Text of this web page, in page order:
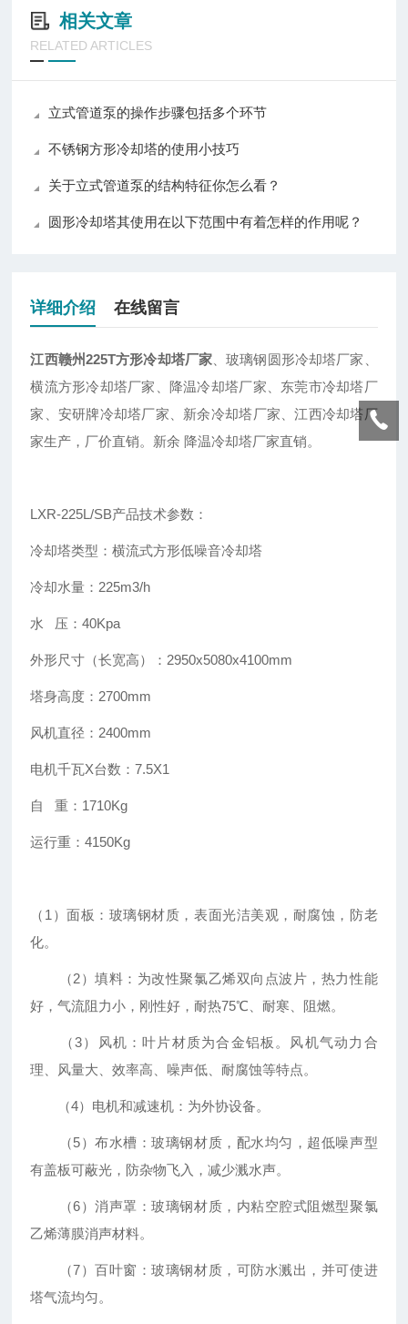
相关文章
RELATED ARTICLES
立式管道泵的操作步骤包括多个环节
不锈钢方形冷却塔的使用小技巧
关于立式管道泵的结构特征你怎么看？
圆形冷却塔其使用在以下范围中有着怎样的作用呢？
详细介绍 在线留言
江西赣州225T方形冷却塔厂家 、玻璃钢圆形冷却塔厂家、
横流方形冷却塔厂家、降温冷却塔厂家、东莞市冷却塔厂
家、安研牌冷却塔厂家、新余冷却塔厂家、江西冷却塔厂
家生产，厂价直销。新余 降温冷却塔厂家直销。
LXR-225L/SB产品技术参数：
冷却塔类型：横流式方形低噪音冷却塔
冷却水量：225m3/h
水 压：40Kpa
外形尺寸（长宽高）：2950x5080x4100mm
塔身高度：2700mm
风机直径：2400mm
电机千瓦X台数：7.5X1
自 重：1710Kg
运行重：4150Kg
（1）面板：玻璃钢材质，表面光洁美观，耐腐蚀，防老
化。
（2）填料：为改性聚氯乙烯双向点波片，热力性能
好，气流阻力小，刚性好，耐热75℃、耐寒、阻燃。
（3）风机：叶片材质为合金铝板。风机气动力合
理、风量大、效率高、噪声低、耐腐蚀等特点。
（4）电机和减速机：为外协设备。
（5）布水槽：玻璃钢材质，配水均匀，超低噪声型
有盖板可蔽光，防杂物飞入，减少溅水声。
（6）消声罩：玻璃钢材质，内粘空腔式阻燃型聚氯
乙烯薄膜消声材料。
（7）百叶窗：玻璃钢材质，可防水溅出，并可使进
塔气流均匀。